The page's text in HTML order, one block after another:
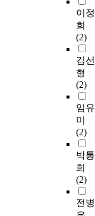
이정
희
(2)
김선
형
(2)
임유
미
(2)
박통
희
(2)
전병